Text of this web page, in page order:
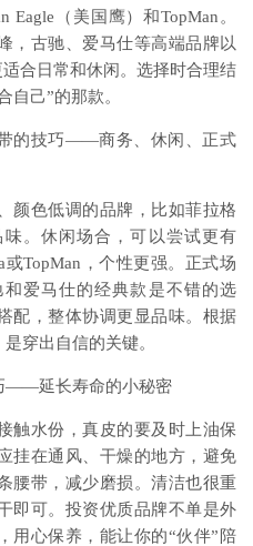
Eagle（美国鹰）和TopMan。
，古驰、爱马仕等高端品牌以
合日常和休闲。选择时合理结
自己”的那款。
的技巧——商务、休闲、正式
颜色低调的品牌，比如菲拉格
。休闲场合，可以尝试更有
TopMan，个性更强。正式场
爱马仕的经典款是不错的选
配，整体协调更显品味。根据
穿出自信的关键。
——延长寿命的小秘密
触水份，真皮的要及时上油保
挂在通风、干燥的地方，避免
腰带，减少磨损。清洁也很重
即可。投资优质品牌不单是外
用心保养，能让你的“伙伴”陪